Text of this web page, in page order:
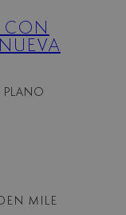
CON
PLANO
MILE